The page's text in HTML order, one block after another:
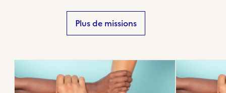
Plus de missions